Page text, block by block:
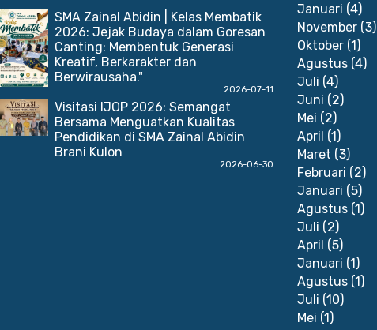
SMA Zainal Abidin | Kelas Membatik
2026: Jejak Budaya dalam Goresan
Canting: Membentuk Generasi
Kreatif, Berkarakter dan
Berwirausaha."
2026-07-11
Visitasi IJOP 2026: Semangat
Bersama Menguatkan Kualitas
Pendidikan di SMA Zainal Abidin
Brani Kulon
2026-06-30
Januari (4)
November (3)
Oktober (1)
Agustus (4)
Juli (4)
Juni (2)
Mei (2)
April (1)
Maret (3)
Februari (2)
Januari (5)
Agustus (1)
Juli (2)
April (5)
Januari (1)
Agustus (1)
Juli (10)
Mei (1)